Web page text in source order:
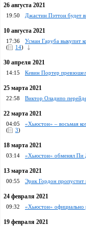
26 августа 2021
19:50 Джастин Пэттон будет
10 августа 2021
17:36
Усман Гаруба выкупит
(
14)
30 апреля 2021
14:15 Кевин Портер
25 марта 2021
22:58 Виктор Оладипо
22 марта 2021
04:05
«Хьюстон» – восьмая
(
3)
18 марта 2021
03:14 «Хьюстон» обменял Пи
13 марта 2021
00:55 Эрик Гордон пропустит
24 февраля 2021
09:32 «Хьюстон» официально
19 февраля 2021